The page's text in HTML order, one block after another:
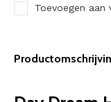
Toevoegen aan